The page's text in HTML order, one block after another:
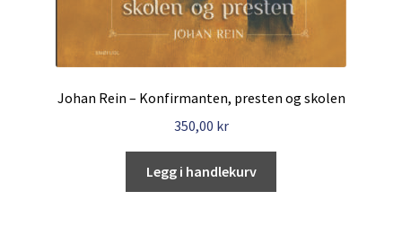
Johan Rein – Konfirmanten, presten og skolen
350,00 kr
Legg i handlekurv